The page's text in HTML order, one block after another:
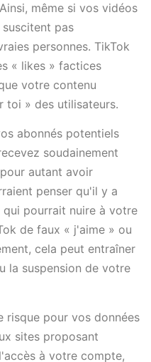
même si vos vidéos
pas
personnes. TikTok
« likes » factices
votre contenu
toi » des utilisateurs.
abonnés potentiels
soudainement
autant avoir
penser qu'il y a
pourrait nuire à votre
de faux « j'aime » ou
cela peut entraîner
la suspension de votre
risque pour vos données
sites proposant
à votre compte,